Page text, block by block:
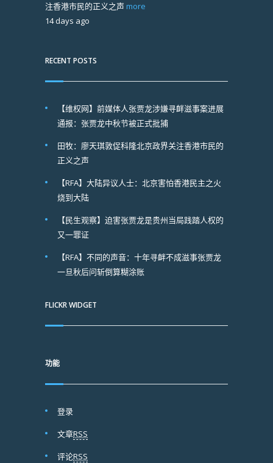
注香港市民的正义之声 more
14 days ago
RECENT POSTS
【维权网】前媒体人张贾龙涉嫌寻衅滋事案进展
通报：张贾龙中秋节被正式批捕
田牧：廖天琪敦促科隆北京政界关注香港市民的
正义之声
【RFA】大陆异议人士：北京害怕香港民主之火
烧到大陆
【民生观察】迫害张贾龙是贵州当局践踏人权的
又一罪证
【RFA】不同的声音：十年寻衅不成滋事张贾龙
一旦秋后问斩倒算糊涂账
FLICKR WIDGET
功能
登录
文章RSS
评论RSS